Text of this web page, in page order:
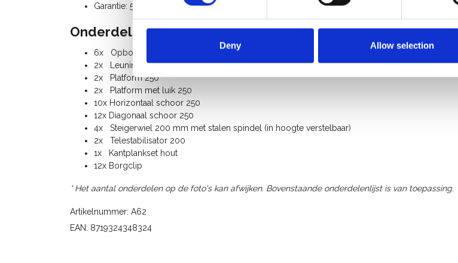
Deny Allow selection
Garantie: 5 jaar
Onderdelenlijst:
6x Opbouwframe 135-28-7
2x Leuningframe 135-50-2
2x Platform 250
2x Platform met luik 250
10x Horizontaal schoor 250
12x Diagonaal schoor 250
4x Steigerwiel 200 mm met stalen spindel (in hoogte verstelbaar)
2x Telestabilisator 200
1x Kantplankset hout
12x Borgclip
* Het aantal onderdelen op de foto's kan afwijken. Bovenstaande onderdelenlijst is van toepassing.
Artikelnummer: A62
EAN: 8719324348324